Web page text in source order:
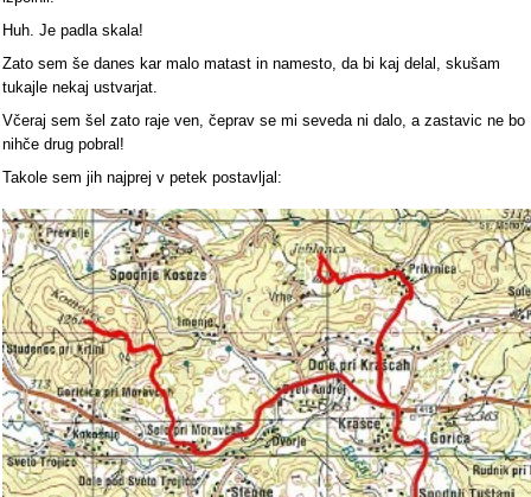
Huh. Je padla skala!
Zato sem še danes kar malo matast in namesto, da bi kaj delal, skušam
tukajle nekaj ustvarjat.
Včeraj sem šel zato raje ven, čeprav se mi seveda ni dalo, a zastavic ne bo
nihče drug pobral!
Takole sem jih najprej v petek postavljal: